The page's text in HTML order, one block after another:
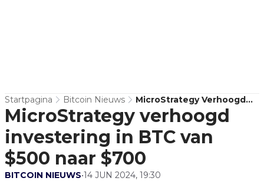
Startpagina Bitcoin Nieuws
MicroStrategy Verhoogd
Investering In BTC Van
$500 Naar $700
MicroStrategy verhoogd
investering in BTC van
$500 naar $700
BITCOIN NIEUWS•14 JUN 2024, 19:30